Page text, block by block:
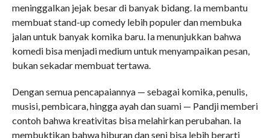
meninggalkan jejak besar di banyak bidang. Ia membantu
membuat stand-up comedy lebih populer dan membuka
jalan untuk banyak komika baru. Ia menunjukkan bahwa
komedi bisa menjadi medium untuk menyampaikan pesan,
bukan sekadar membuat tertawa.
Dengan semua pencapaiannya — sebagai komika, penulis,
musisi, pembicara, hingga ayah dan suami — Pandji memberi
contoh bahwa kreativitas bisa melahirkan perubahan. Ia
membuktikan bahwa hiburan dan seni bisa lebih berarti